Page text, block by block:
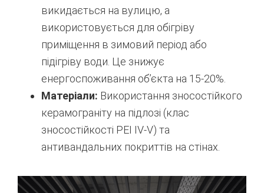
викидається на вулицю, а
використовується для обігріву
приміщення в зимовий період або
підігріву води. Це знижує
енергоспоживання об’єкта на 15-20%.
Матеріали: Використання зносостійкого
керамограніту на підлозі (клас
зносостійкості PEI IV-V) та
антивандальних покриттів на стінах.